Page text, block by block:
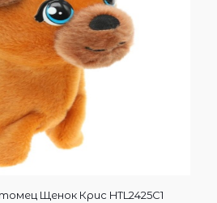
Щенок Крис HTL2425C1